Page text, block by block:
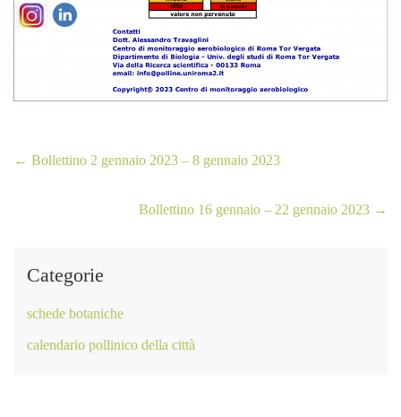
← Bollettino 2 gennaio 2023 – 8 gennaio 2023
Bollettino 16 gennaio – 22 gennaio 2023 →
Categorie
schede botaniche
calendario pollinico della città